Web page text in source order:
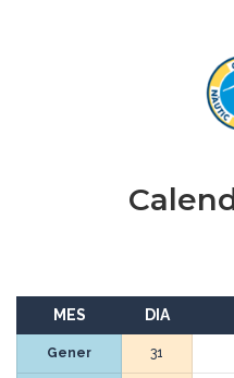
MES DIA
Gener 31